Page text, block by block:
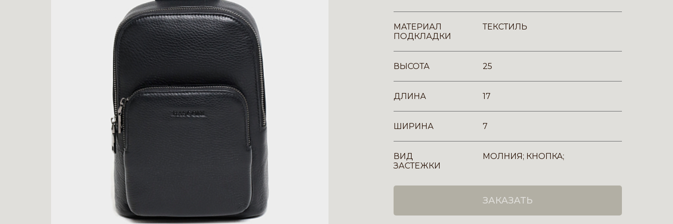
МАТЕРИАЛ
ПОДКЛАДКИ
ТЕКСТИЛЬ
ВЫСОТА 25
ДЛИНА 17
ШИРИНА 7
ВИД
ЗАСТЕЖКИ
МОЛНИЯ; КНОПКА;
ЗАКАЗАТЬ